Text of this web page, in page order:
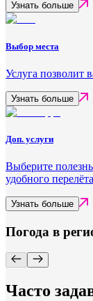
Узнать больше
Выбор места
Услуга позволит
Узнать больше
Доп. услуги
Выберите
удобного
Узнать больше
Погода в
Часто